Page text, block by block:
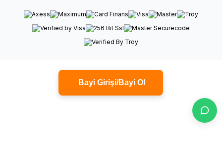
Bayi Girişi/Bayi Ol